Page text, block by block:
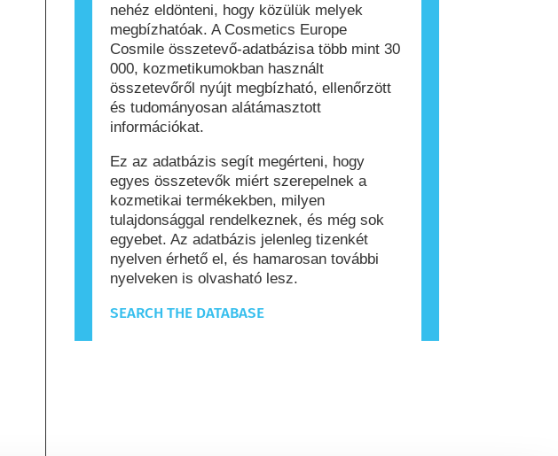
nehéz eldönteni, hogy közülük melyek
megbízhatóak. A Cosmetics Europe
Cosmile összetevő-adatbázisa több mint 30
000, kozmetikumokban használt
összetevőről nyújt megbízható, ellenőrzött
és tudományosan alátámasztott
információkat.
Ez az adatbázis segít megérteni, hogy
egyes összetevők miért szerepelnek a
kozmetikai termékekben, milyen
tulajdonsággal rendelkeznek, és még sok
egyebet. Az adatbázis jelenleg tizenkét
nyelven érhető el, és hamarosan további
nyelveken is olvasható lesz.
SEARCH THE DATABASE